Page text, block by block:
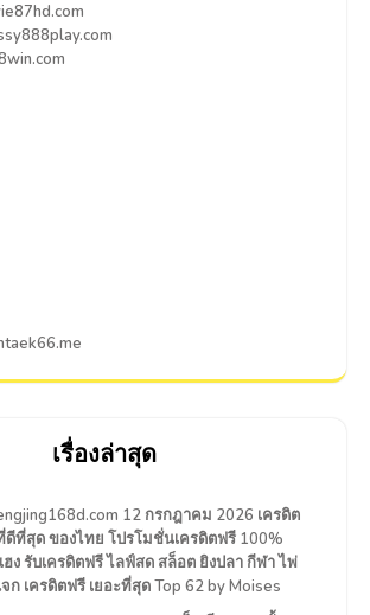
เรื่องล่าสุด
12 กรกฎาคม 2026 เครดิต
ดีที่สุด ของไทย โปรโมชั่นเครดิตฟรี 100%
ฮง รับเครดิตฟรี ไลฟ์สด สล็อต ยิงปลา กีฬา ไพ่
ก เครดิตฟรี เยอะที่สุด Top 62 by Moises